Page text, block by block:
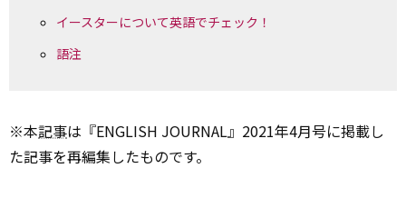
イースターについて英語でチェック！
語注
※本記事は『ENGLISH JOURNAL』2021年4月号に掲載し
た記事を再編集したものです。